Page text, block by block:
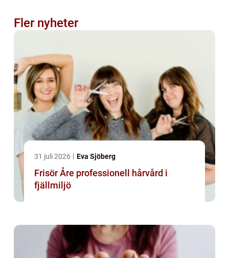
Fler nyheter
31 juli 2026 Eva Sjöberg
Frisör Åre professionell hårvård i
fjällmiljö